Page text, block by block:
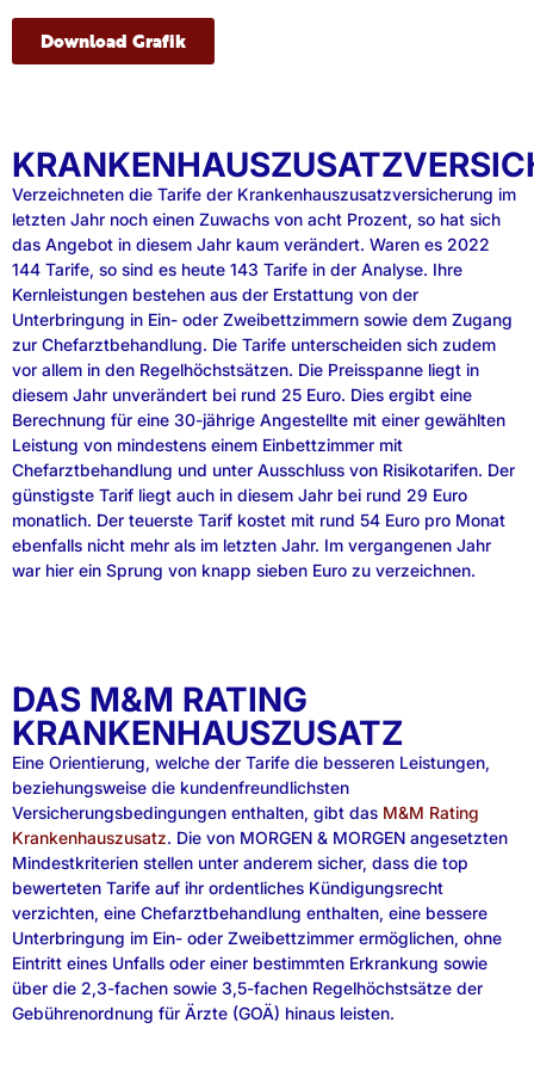
Download Grafik
Verzeichneten die Tarife der Krankenhauszusatzversicherung im
letzten Jahr noch einen Zuwachs von acht Prozent, so hat sich
das Angebot in diesem Jahr kaum verändert. Waren es 2022
144 Tarife, so sind es heute 143 Tarife in der Analyse. Ihre
Kernleistungen bestehen aus der Erstattung von der
Unterbringung in Ein- oder Zweibettzimmern sowie dem Zugang
zur Chefarztbehandlung. Die Tarife unterscheiden sich zudem
vor allem in den Regelhöchstsätzen. Die Preisspanne liegt in
diesem Jahr unverändert bei rund 25 Euro. Dies ergibt eine
Berechnung für eine 30-jährige Angestellte mit einer gewählten
Leistung von mindestens einem Einbettzimmer mit
Chefarztbehandlung und unter Ausschluss von Risikotarifen. Der
günstigste Tarif liegt auch in diesem Jahr bei rund 29 Euro
monatlich. Der teuerste Tarif kostet mit rund 54 Euro pro Monat
ebenfalls nicht mehr als im letzten Jahr. Im vergangenen Jahr
war hier ein Sprung von knapp sieben Euro zu verzeichnen.
DAS M&M RATING
KRANKENHAUSZUSATZ
Eine Orientierung, welche der Tarife die besseren Leistungen,
beziehungsweise die kundenfreundlichsten
Versicherungsbedingungen enthalten, gibt das M&M Rating
Krankenhauszusatz. Die von MORGEN & MORGEN angesetzten
Mindestkriterien stellen unter anderem sicher, dass die top
bewerteten Tarife auf ihr ordentliches Kündigungsrecht
verzichten, eine Chefarztbehandlung enthalten, eine bessere
Unterbringung im Ein- oder Zweibettzimmer ermöglichen, ohne
Eintritt eines Unfalls oder einer bestimmten Erkrankung sowie
über die 2,3-fachen sowie 3,5-fachen Regelhöchstsätze der
Gebührenordnung für Ärzte (GOÄ) hinaus leisten.